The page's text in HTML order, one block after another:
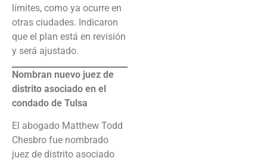
límites, como ya ocurre en
otras ciudades. Indicaron
que el plan está en revisión
y será ajustado.
Nombran nuevo juez de
distrito asociado en el
condado de Tulsa
El abogado Matthew Todd
Chesbro fue nombrado
juez de distrito asociado